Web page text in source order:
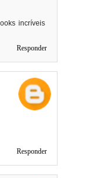
incríveis
Responder
Responder